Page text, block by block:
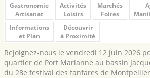
Gastronomie
Artisanat
Activités
Loisirs
Marchés
Foires
Informations
et Plan
Découvrir
à Proximité
Rejoignez-nous le vendredi 12 juin 2026
quartier de Port Marianne au bassin
du 28e festival des fanfares de